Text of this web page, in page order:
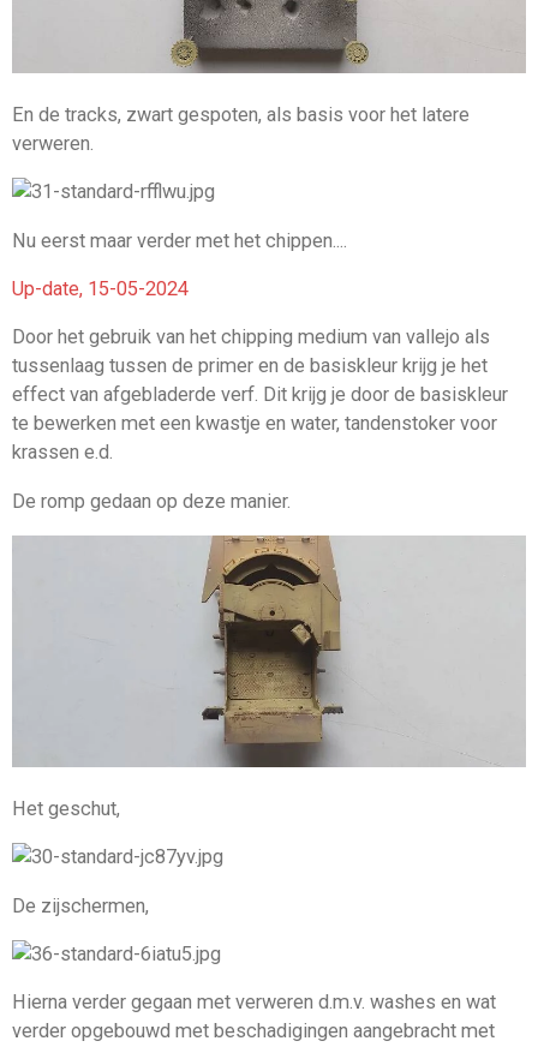
En de tracks, zwart gespoten, als basis voor het latere
verweren.
Nu eerst maar verder met het chippen....
Up-date, 15-05-2024
Door het gebruik van het chipping medium van vallejo als
tussenlaag tussen de primer en de basiskleur krijg je het
effect van afgebladerde verf. Dit krijg je door de basiskleur
te bewerken met een kwastje en water, tandenstoker voor
krassen e.d.
De romp gedaan op deze manier.
Het geschut,
De zijschermen,
Hierna verder gegaan met verweren d.m.v. washes en wat
verder opgebouwd met beschadigingen aangebracht met